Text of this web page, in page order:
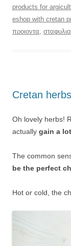
products for
eshop with cretan
προιοντα, σταφυλια
Cretan
Oh lovely herbs!
actually gain a
The common
be the perfect
Hot or cold, the